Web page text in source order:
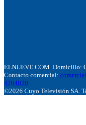
ELNUEVE.COM. Domicillo:
Contacto comercial:
4204020
©2026 Cuyo Televisión SA.